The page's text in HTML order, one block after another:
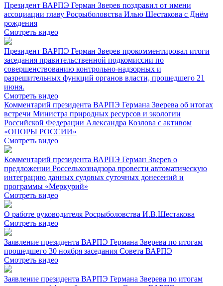
Президент ВАРПЭ Герман Зверев поздравил от имени
ассоциации главу Росрыболовства Илью Шестакова с Днём
рождения
Смотреть видео
Президент ВАРПЭ Герман Зверев прокомментировал итоги
заседания правительственной подкомиссии по
совершенствованию контрольно-надзорных и
разрешительных функций органов власти, прошедшего 21
июня.
Смотреть видео
Комментарий президента ВАРПЭ Германа Зверева об итогах
встречи Министра природных ресурсов и экологии
Российской Федерации Александра Козлова с активом
«ОПОРЫ РОССИИ»
Смотреть видео
Комментарий президента ВАРПЭ Герман Зверев о
предложении Россельхознадзора провести автоматическую
интеграцию данных судовых суточных донесений и
программы «Меркурий»
Смотреть видео
О работе руководителя Росрыболовства И.В.Шестакова
Смотреть видео
Заявление президента ВАРПЭ Германа Зверева по итогам
прошедшего 30 ноября заседания Совета ВАРПЭ
Смотреть видео
Заявление президента ВАРПЭ Германа Зверева по итогам